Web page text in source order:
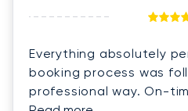
Everything absolutely
booking process was
professional way. On-